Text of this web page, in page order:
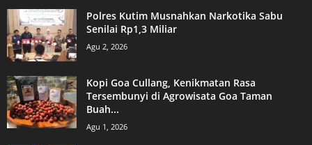
Polres Kutim Musnahkan Narkotika Sabu
Senilai Rp1,3 Miliar
Agu 2, 2026
Kopi Goa Cullang, Kenikmatan Rasa
Tersembunyi di Agrowisata Goa Taman
Buah...
Agu 1, 2026